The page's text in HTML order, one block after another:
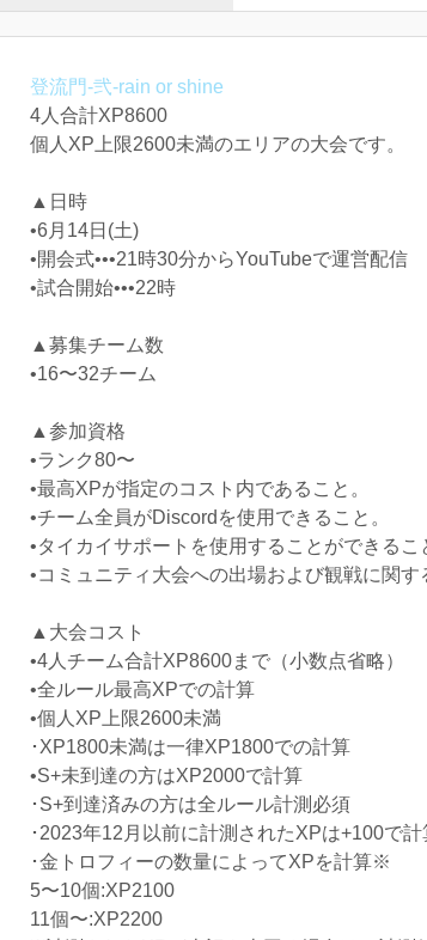
登流門-弐-rain or shine
4人合計XP8600
個人XP上限2600未満のエリアの大会です。
▲日時
•6月14日(土)
•開会式•••21時30分からYouTubeで運営配信
•試合開始•••22時
▲募集チーム数
•16〜32チーム
▲参加資格
•ランク80〜
•最高XPが指定のコスト内であること。
•チーム全員がDiscordを使用できること。
•タイカイサポートを使用することができるこ
•コミュニティ大会への出場および観戦に関す
▲大会コスト
•4人チーム合計XP8600まで（小数点省略）
•全ルール最高XPでの計算
•個人XP上限2600未満
･XP1800未満は一律XP1800での計算
•S+未到達の方はXP2000で計算
･S+到達済みの方は全ルール計測必須
･2023年12月以前に計測されたXPは+100で計
･金トロフィーの数量によってXPを計算※
5〜10個:XP2100
11個〜:XP2200